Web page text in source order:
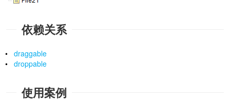
依赖关系
• draggable
• droppable
使用案例